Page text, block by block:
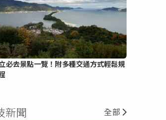
必去景點一覽！附多種交通方式輕鬆規
新聞 全部